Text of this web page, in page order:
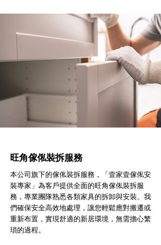
旺角傢俬裝拆服務
本公司旗下的傢俬裝拆服務，「壹家壹傢俬安
裝專家」為客戶提供全面的旺角傢俬裝拆服
務，專業團隊熟悉各類家具的拆卸與安裝。我
們確保安全高效地處理，讓您輕鬆應對搬遷或
重新布置，實現舒適的新居環境，無需擔心繁
瑣的過程。